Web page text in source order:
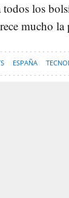
todos los
mucho la
ESPAÑA